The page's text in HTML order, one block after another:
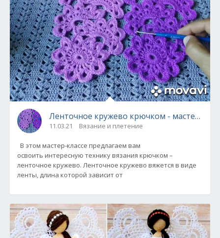
Ленточное кружево крючком - мастер-
11.03.21 Вязание и плетение
В этом мастер-классе предлагаем вам
освоить интересную технику вязания крючком –
ленточное кружево. Ленточное кружево вяжется в виде
ленты, длина которой зависит от